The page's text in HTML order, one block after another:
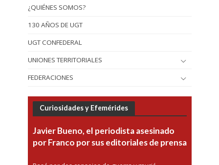
¿QUIÉNES SOMOS?
130 AÑOS DE UGT
UGT CONFEDERAL
UNIONES TERRITORIALES
FEDERACIONES
Curiosidades y Efemérides
Javier Bueno, el periodista asesinado
por Franco por sus editoriales de prensa